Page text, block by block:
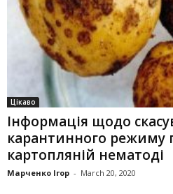
Цікаво
Інформація щодо
карантинного режиму
картопляній нематоді
Марченко Ігор - March 20, 2020